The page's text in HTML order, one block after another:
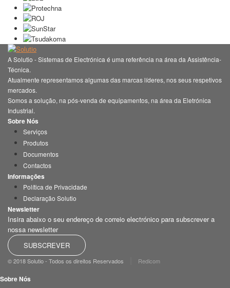
A Solutio - Sistemas de Electrónica é uma referência na área da Assistência-
Técnica.
Atualmente representamos algumas das marcas líderes, nos seus respetivos
mercados.
Somos a solução, na pós-venda de equipamentos, na área da Eletrónica
Industrial.
Sobre Nós
Serviços
Produtos
Documentos
Contactos
Informações
Política de Privacidade
Declaração Solutio
Newsletter
Insira abaixo o seu endereço de correio electrónico para subscrever a
nossa newsletter
SUBSCREVER
© 2018 Solutio - Todos os direitos Reservados Redicom
Sobre Nós